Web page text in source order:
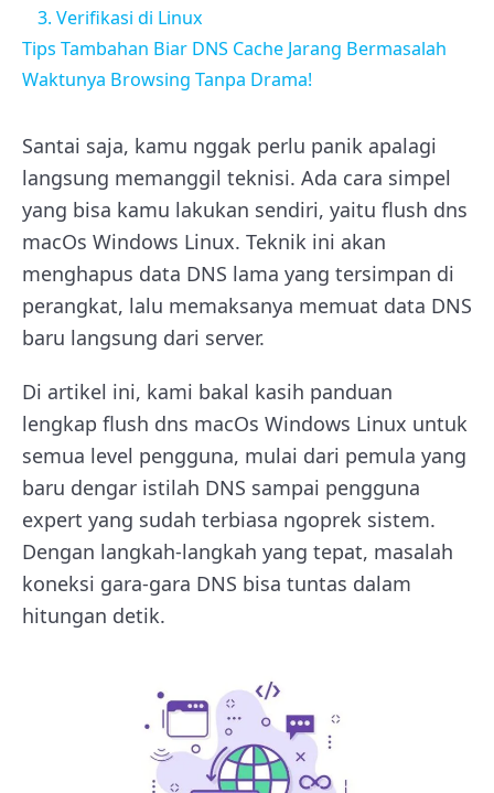
3. Verifikasi di Linux
Tips Tambahan Biar DNS Cache Jarang Bermasalah
Waktunya Browsing Tanpa Drama!
Santai saja, kamu nggak perlu panik apalagi
langsung memanggil teknisi. Ada cara simpel
yang bisa kamu lakukan sendiri, yaitu flush dns
macOs Windows Linux. Teknik ini akan
menghapus data DNS lama yang tersimpan di
perangkat, lalu memaksanya memuat data DNS
baru langsung dari server.
Di artikel ini, kami bakal kasih panduan
lengkap flush dns macOs Windows Linux untuk
semua level pengguna, mulai dari pemula yang
baru dengar istilah DNS sampai pengguna
expert yang sudah terbiasa ngoprek sistem.
Dengan langkah-langkah yang tepat, masalah
koneksi gara-gara DNS bisa tuntas dalam
hitungan detik.